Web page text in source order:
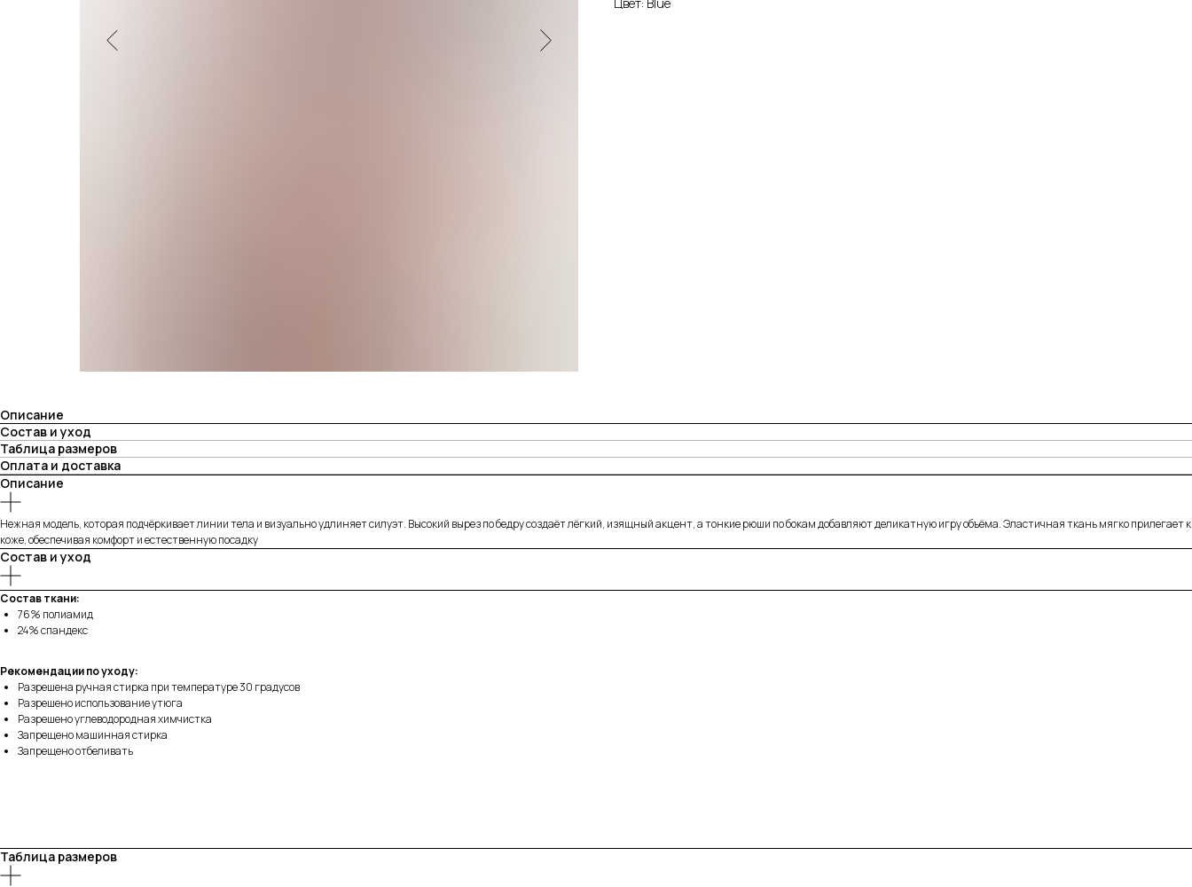
Описание
Состав и уход
Таблица размеров
Оплата и доставка
Описание
Нежная модель, которая подчёркивает линии тела и визуально удлиняет силуэт. Высокий вырез по бедру создаёт лёгкий, изящный акцент, а тонкие рюши по бокам добавляют деликатную игру объёма. Эластичная ткань мягко прилегает к
коже, обеспечивая комфорт и естественную посадку
Состав и уход
Состав ткани:
76% полиамид
24% спандекс
Рекомендации по уходу:
Разрешена ручная стирка при температуре 30 градусов
Разрешено использование утюга
Разрешено углеводородная химчистка
Запрещено машинная стирка
Запрещено отбеливать
Таблица размеров